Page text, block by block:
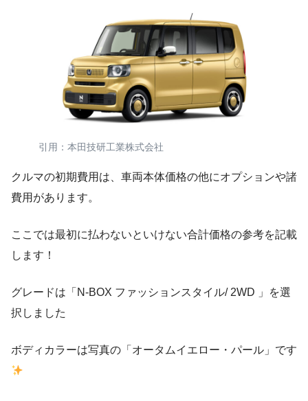
引用：本田技研工業株式会社
クルマの初期費用は、車両本体価格の他にオプションや諸
費用があります。
ここでは最初に払わないといけない合計価格の参考を記載
します！
グレードは「N-BOX ファッションスタイル/ 2WD 」を選
択しました
ボディカラーは写真の「オータムイエロー・パール」です